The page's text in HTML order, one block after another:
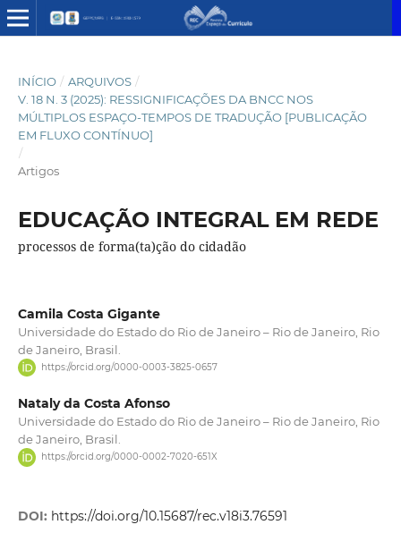
INÍCIO / ARQUIVOS /
V. 18 N. 3 (2025): RESSIGNIFICAÇÕES DA BNCC NOS
MÚLTIPLOS ESPAÇO-TEMPOS DE TRADUÇÃO [PUBLICAÇÃO
EM FLUXO CONTÍNUO]
/
Artigos
EDUCAÇÃO INTEGRAL EM REDE
processos de forma(ta)ção do cidadão
Camila Costa Gigante
Universidade do Estado do Rio de Janeiro – Rio de Janeiro, Rio
de Janeiro, Brasil.
https://orcid.org/0000-0003-3825-0657
Nataly da Costa Afonso
Universidade do Estado do Rio de Janeiro – Rio de Janeiro, Rio
de Janeiro, Brasil.
https://orcid.org/0000-0002-7020-651X
DOI: https://doi.org/10.15687/rec.v18i3.76591